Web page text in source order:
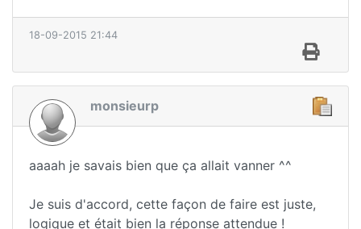
18-09-2015 21:44
monsieurp
aaaah je savais bien que ça allait vanner ^^
Je suis d'accord, cette façon de faire est juste,
logique et était bien la réponse attendue !